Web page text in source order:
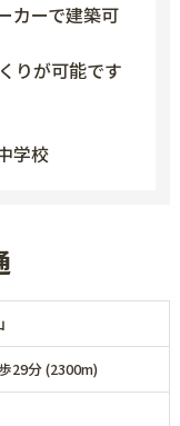
カーで建築可
りが可能です
学校
29分 (2300m)